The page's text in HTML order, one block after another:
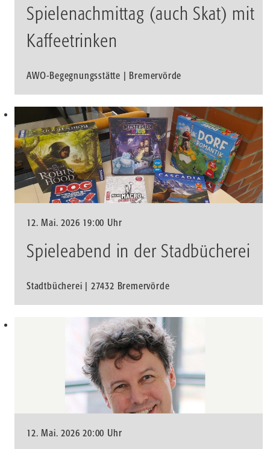
Spielenachmittag (auch Skat) mit
Kaffeetrinken
AWO-Begegnungsstätte | Bremervörde
12. Mai. 2026 19:00 Uhr
Spieleabend in der Stadbücherei
Stadtbücherei | 27432 Bremervörde
12. Mai. 2026 20:00 Uhr